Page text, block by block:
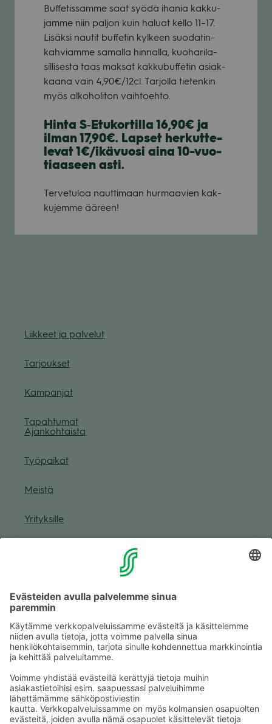
Buf­fe­tis­samme saat syödä iha­nia kak­ku­
jamme niin pal­jon kuin haluat kello 11–17.
Lisäksi nau­tit buf­fe­tin kyl­keen suo­da­tin­
kah­viamme samalla hin­nalla, kuo­ha­ri­la­
sil­li­sesta taas mak­sat kak­ku­buf­fe­tin asiak­
kaana vain 4,90€/12cl. Tar­jolla tie­ten­kin
myös alko­ho­li­ton vaih­toehto.
Hinta S‑Etukortilla 16,90€ ja
ilman 17,90€. Lap­set her­kut­te­
le­vat 1€/ikävuosi aina 10-vuo­
ti­aa­seen asti.
Ter­ve­tu­loa naut­ti­maan hur­maa­vien kak­
ku­jemme ääreen!
Liik­keet ja pal­ve­lut
Tar­jouk­set
Kam­pan­jat
Tapah­tu­mat
Ajan­koh­taista
Työ­pai­kat
Meistä
Yri­tyk­sille
Muuta eväs­tea­se­tuk­sia & eväs­tein­for­maa­tio
Tie­to­suo­ja­se­loste (Arina)
Kaup­pa­kes­kus
Ma-pe
9–20
La
9–19